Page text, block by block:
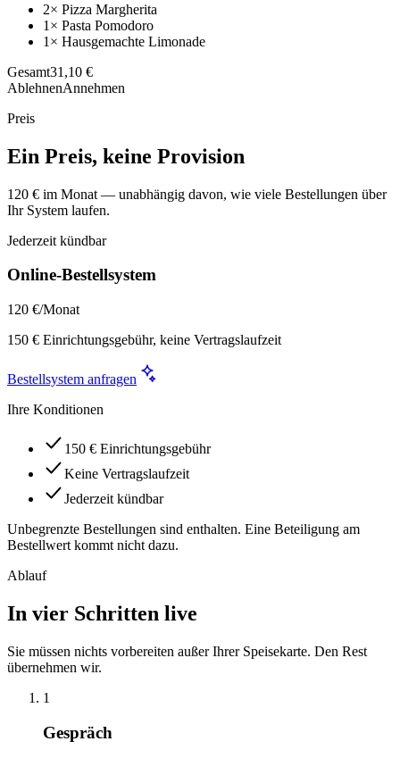
2× Pizza Margherita
1× Pasta Pomodoro
1× Hausgemachte Limonade
Gesamt31,10 €
AblehnenAnnehmen
Preis
Ein Preis, keine Provision
120 € im Monat — unabhängig davon, wie viele Bestellungen über
Ihr System laufen.
Jederzeit kündbar
Online-Bestellsystem
120 €/Monat
150 € Einrichtungsgebühr, keine Vertragslaufzeit
Bestellsystem anfragen
Ihre Konditionen
150 € Einrichtungsgebühr
Keine Vertragslaufzeit
Jederzeit kündbar
Unbegrenzte Bestellungen sind enthalten. Eine Beteiligung am
Bestellwert kommt nicht dazu.
Ablauf
In vier Schritten live
Sie müssen nichts vorbereiten außer Ihrer Speisekarte. Den Rest
übernehmen wir.
1
Gespräch